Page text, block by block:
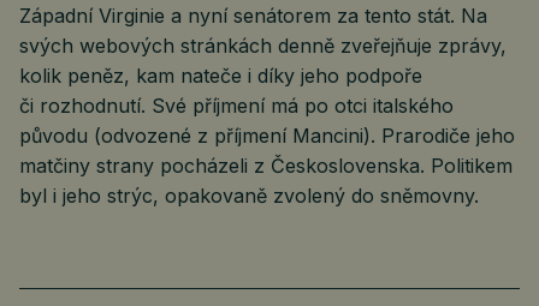
Západní Virginie a nyní senátorem za tento stát. Na
svých webových stránkách denně zveřejňuje zprávy,
kolik peněz, kam nateče i díky jeho podpoře
či rozhodnutí. Své příjmení má po otci italského
původu (odvozené z příjmení Mancini). Prarodiče jeho
matčiny strany pocházeli z Československa. Politikem
byl i jeho strýc, opakovaně zvolený do sněmovny.